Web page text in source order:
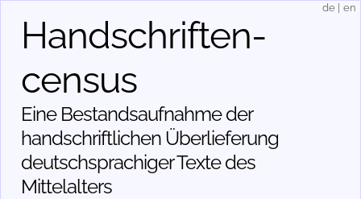
Handschriften­
census
Eine Bestandsaufnahme der
handschriftlichen Über­lieferung
deutschsprachiger Texte des
Mittelalters
de en